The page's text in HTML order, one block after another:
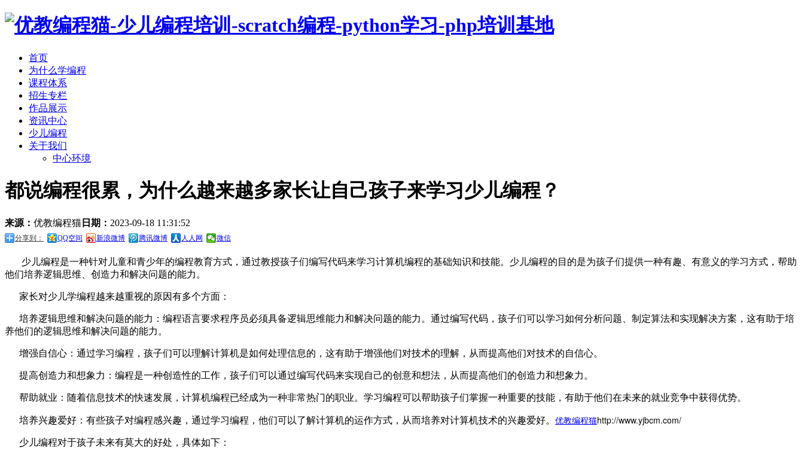
首页
为什么学编程
课程体系
招生专栏
作品展示
资讯中心
少儿编程
关于我们
中心环境
都说编程很累，为什么越来越多家长让自己孩子来学习少儿编程？
来源： 优教编程猫 日期： 2023-09-18 11:31:52
分享到： QQ空间 新浪微博 腾讯微博 人人网 微信
少儿编程是一种针对儿童和青少年的编程教育方式，通过教授孩子们编写代码来学习计算机编程的基础知识和技能。少儿编程的目的是为孩子们提供一种有趣、有意义的学习方式，帮助
他们培养逻辑思维、创造力和解决问题的能力。
家长对少儿学编程越来越重视的原因有多个方面：
培养逻辑思维和解决问题的能力：编程语言要求程序员必须具备逻辑思维能力和解决问题的能力。通过编写代码，孩子们可以学习如何分析问题、制定算法和实现解决方案，这有助于培
养他们的逻辑思维和解决问题的能力。
增强自信心：通过学习编程，孩子们可以理解计算机是如何处理信息的，这有助于增强他们对技术的理解，从而提高他们对技术的自信心。
提高创造力和想象力：编程是一种创造性的工作，孩子们可以通过编写代码来实现自己的创意和想法，从而提高他们的创造力和想象力。
帮助就业：随着信息技术的快速发展，计算机编程已经成为一种非常热门的职业。学习编程可以帮助孩子们掌握一种重要的技能，有助于他们在未来的就业竞争中获得优势。
培养兴趣爱好：有些孩子对编程感兴趣，通过学习编程，他们可以了解计算机的运作方式，从而培养对计算机技术的兴趣爱好。 优教编程猫http://www.yjbcm.com/
少儿编程对于孩子未来有莫大的好处，具体如下：